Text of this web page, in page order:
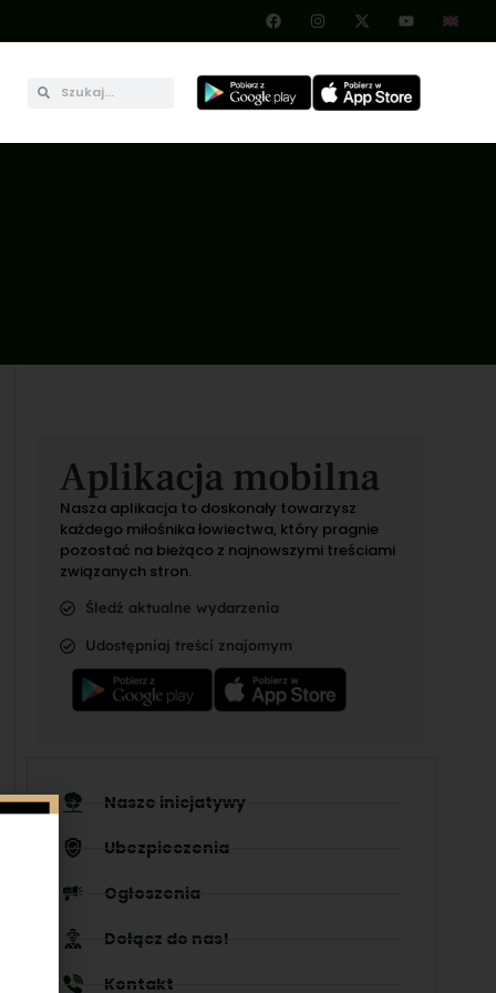
Aplikacja mobilna
Nasza aplikacja to doskonały towarzysz
każdego miłośnika łowiectwa, który pragnie
pozostać na bieżąco z najnowszymi treściami
związanych stron.
Śledź aktualne wydarzenia
Udostępniaj treści znajomym
Nasze inicjatywy
Ubezpieczenia
Ogłoszenia
Dołącz do nas!
Kontakt